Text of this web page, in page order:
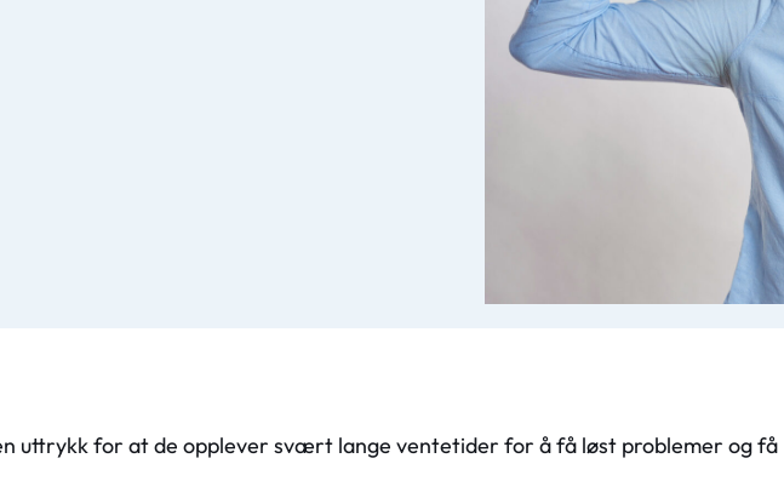
uttrykk for at de opplever svært lange ventetider for å få løst problemer og få